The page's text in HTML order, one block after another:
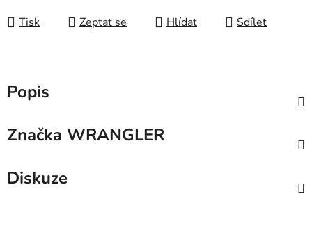
Tisk Zeptat se Hlídat Sdílet
Popis
Značka WRANGLER
Diskuze